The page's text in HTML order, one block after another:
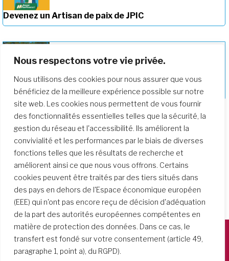
Nous respectons votre vie privée.
Nous utilisons des cookies pour nous assurer que vous
bénéficiez de la meilleure expérience possible sur notre
site web. Les cookies nous permettent de vous fournir
des fonctionnalités essentielles telles que la sécurité, la
gestion du réseau et l'accessibilité. Ils améliorent la
convivialité et les performances par le biais de diverses
fonctions telles que les résultats de recherche et
améliorent ainsi ce que nous vous offrons. Certains
cookies peuvent être traités par des tiers situés dans
des pays en dehors de l'Espace économique européen
(EEE) qui n'ont pas encore reçu de décision d'adéquation
de la part des autorités européennes compétentes en
matière de protection des données. Dans ce cas, le
transfert est fondé sur votre consentement (article 49,
paragraphe 1, point a), du RGPD).
Devenez un Artisan de paix de JPIC
Approfondir notre parcours de
formation
Società del Sacro Cuore